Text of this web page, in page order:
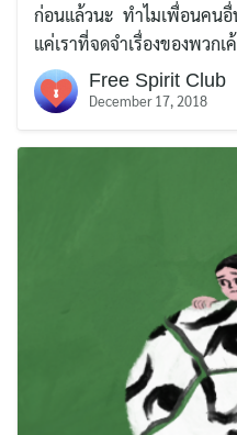
ก่อนแล้วนะ ทำไมเพื่อนคนอื่
แค่เราที่จดจำเรื่องของพวกเ
Free Spirit Club
December 17, 2018